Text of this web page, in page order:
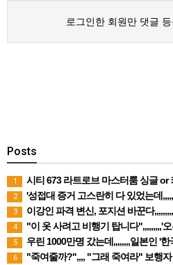
로그인한 회원만 댓글
Posts
1 시티 673 라트로브 마스터룸 싱글 or
2 '성접대 증거 고스란히 다 있었는데,,,,,,,' 검찰, 2011년 축구
3 이강인 파격 변신, 포지션 바꾼다,,,,,,,,,측
4 "이 옷 사려고 비행기 탑니다",,,,,,,,,'오픈런
5 우린 1000만명 갔는데,,,,,,,,일본인 '
6 "죽여줄까?",,,, "그래 죽여라" 보행자 향